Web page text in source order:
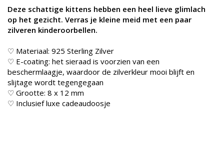
Deze schattige kittens hebben een heel lieve glimlach
op het gezicht. Verras je kleine meid met een paar
zilveren kinderoorbellen.
♡ Materiaal: 925 Sterling Zilver
♡ E-coating: het sieraad is voorzien van een
beschermlaagje, waardoor de zilverkleur mooi blijft en
slijtage wordt tegengegaan
♡ Grootte: 8 x 12 mm
♡ Inclusief luxe cadeaudoosje